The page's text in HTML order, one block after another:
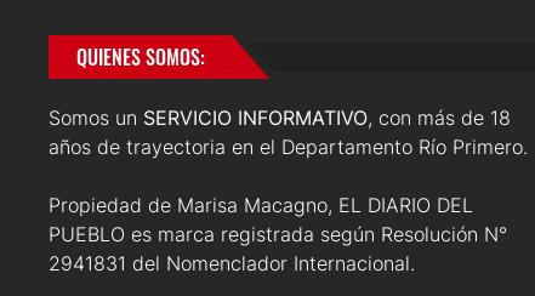
QUIENES SOMOS:
Somos un SERVICIO INFORMATIVO, con más de 18
años de trayectoria en el Departamento Río Primero.
Propiedad de Marisa Macagno, EL DIARIO DEL
PUEBLO es marca registrada según Resolución N°
2941831 del Nomenclador Internacional.